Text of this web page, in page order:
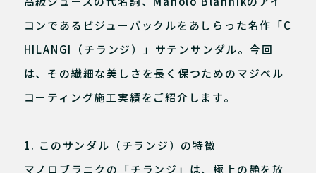
コンであるビジューバックルをあしらった名作「C
HILANGI（チランジ）」サテンサンダル。今回
は、その繊細な美しさを長く保つためのマジベル
コーティング施工実績をご紹介します。
1. このサンダル（チランジ）の特徴
マノロブラニクの「チランジ」は、極上の艶を放